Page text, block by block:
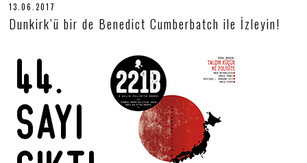
13.06.2017
9
.
2
Dunkirk’ü bir de Benedict Cumberbatch ile İzleyin!